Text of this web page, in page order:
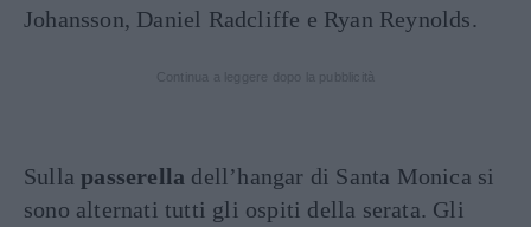
Johansson, Daniel Radcliffe e Ryan Reynolds.
Sullapasserella dell’hangar di Santa Monica si
sono alternati tutti gli ospiti della serata. Gli